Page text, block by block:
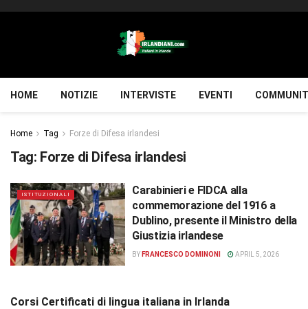
HOME NOTIZIE INTERVISTE EVENTI
Home Tag Forze di Difesa irlandesi
Tag: Forze di Difesa irlandesi
ISTITUZIONALI
Carabinieri e FIDCA alla
commemorazione del 1916 a
Dublino, presente il Ministro della
Giustizia irlandese
BY FRANCESCO DOMINONI APRIL 5, 2026
Corsi Certificati di lingua italiana in Irlanda